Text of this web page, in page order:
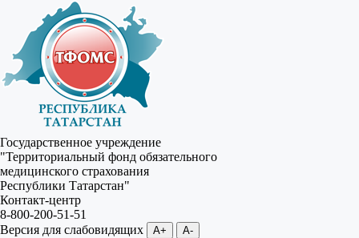
Государственное учреждение
"Территориальный фонд обязательного
медицинского страхования
Республики Татарстан"
Контакт-центр
8-800-200-51-51
Версия для слабовидящих
A+ A-